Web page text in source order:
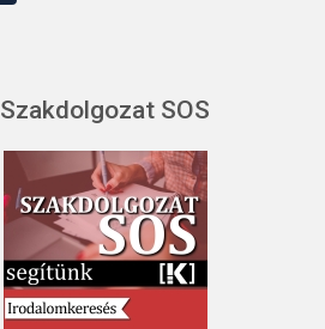
Szakdolgozat SOS